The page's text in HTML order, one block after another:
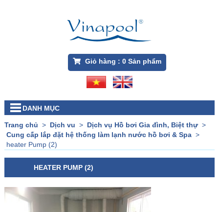
Giỏ hàng : 0Sản phẩm
DANH MỤC
Trang chủ > Dịch vu > Dịch vụ Hồ bơi Gia đình, Biệt thự>
Cung cấp lắp đặt hệ thống làm lạnh nước hồ bơi & Spa>
heater Pump (2)
HEATER PUMP (2)